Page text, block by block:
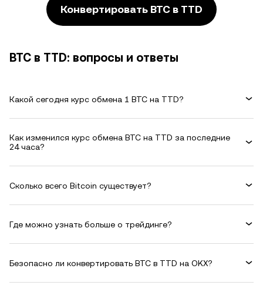
Конвертировать BTC в TTD
BTC в TTD: вопросы и ответы
Какой сегодня курс обмена 1 BTC на TTD?
Как изменился курс обмена BTC на TTD за последние
24 часа?
Сколько всего Bitcoin существует?
Где можно узнать больше о трейдинге?
Безопасно ли конвертировать BTC в TTD на OKX?